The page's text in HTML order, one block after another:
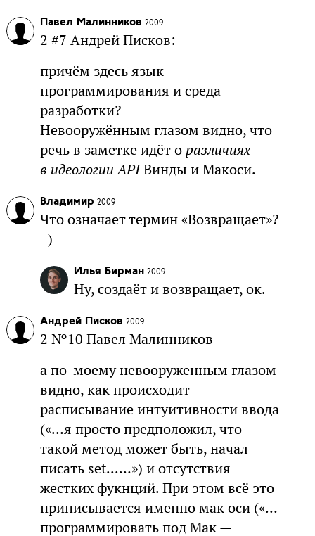
Павел Малинников 2009
2 #7 Андрей Писков:
причём здесь язык
программирования и среда
разработки?
Невооружённым глазом видно, что
речь в заметке идёт о различиях
в идеологии APIВинды и Макоси.
Владимир 2009
Что означает термин «Возвращает»?
=)
Илья Бирман 2009
Ну, создаёт и возвращает, ок.
Андрей Писков 2009
2 №10 Павел Малинников
а по-моему невооруженным глазом
видно, как происходит
расписывание интуитивности ввода
(«…я просто предположил, что
такой метод может быть, начал
писать set...…») и отсутствия
жестких фукнций. При этом всё это
приписывается именно мак оси («…
программировать под Мак —